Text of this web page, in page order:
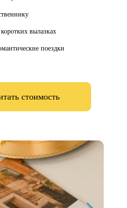
вылазках
поездки
стоимость